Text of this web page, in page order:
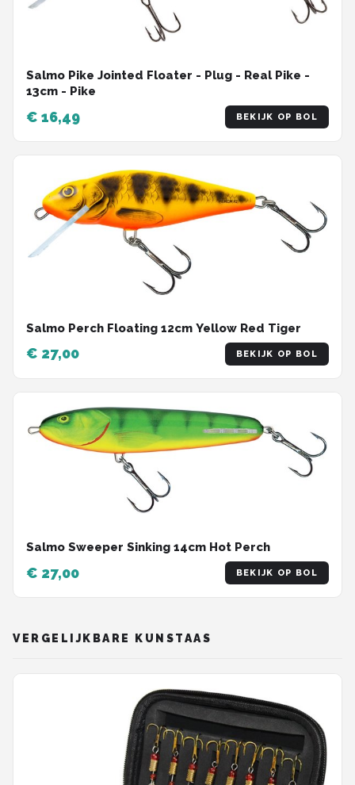
Salmo Pike Jointed Floater - Plug - Real Pike -
13cm - Pike
€ 16,49 BEKIJK OP BOL
Salmo Perch Floating 12cm Yellow Red Tiger
€ 27,00 BEKIJK OP BOL
Salmo Sweeper Sinking 14cm Hot Perch
€ 27,00 BEKIJK OP BOL
VERGELIJKBARE KUNSTAAS